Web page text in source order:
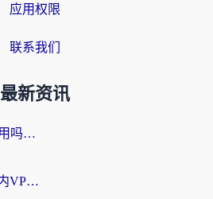
应用权限
联系我们
最新资讯
海外党必看：穿梭VPN好用吗？和云帆VPN对比哪个回国效果更好？附真实测评+避坑指南
海外党必看：如何选对国内VPN，实现无缝访问国内资源？